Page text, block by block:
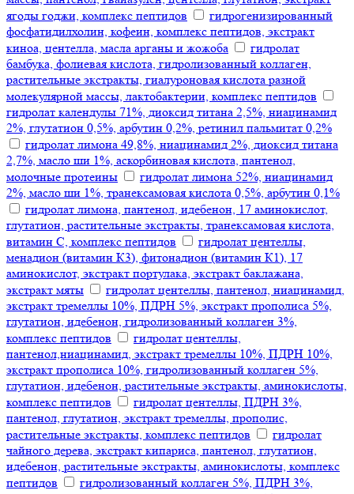
ягоды годжи, комплекс пептидов
гидрогенизированный
фосфатидилхолин, кофеин, комплекс пептидов, экстракт
киноа, центелла, масла арганы и жожоба
гидролат
бамбука, фолиевая кислота, гидролизованный коллаген,
растительные экстракты, гиалуроновая кислота разной
молекулярной массы, лактобактерии, комплекс пептидов
гидролат календулы 71%, диоксид титана 2,5%, ниацинамид
2%, глутатион 0,5%, арбутин 0,2%, ретинил пальмитат 0,2%
гидролат лимона 49,8%, ниацинамид 2%, диоксид титана
2,7%, масло ши 1%, аскорбиновая кислота, пантенол,
молочные протеины
гидролат лимона 52%, ниацинамид
2%, масло ши 1%, транексамовая кислота 0,5%, арбутин 0,1%
гидролат лимона, пантенол, идебенон, 17 аминокислот,
глутатион, растительные экстракты, транексамовая кислота,
витамин С, комплекс пептидов
гидролат центеллы,
менадион (витамин К3), фитонадион (витамин К1), 17
аминокислот, экстракт портулака, экстракт баклажана,
экстракт мяты
гидролат центеллы, пантенол, ниацинамид,
экстракт тремеллы 10%, ПДРН 5%, экстракт прополиса 5%,
глутатион, идебенон, гидролизованный коллаген 3%,
комплекс пептидов
гидролат центеллы,
пантенол,ниацинамид, экстракт тремеллы 10%, ПДРН 10%,
экстракт прополиса 10%, гидролизованный коллаген 5%,
глутатион, идебенон, растительные экстракты, аминокислоты,
комплекс пептидов
гидролат центеллы, ПДРН 3%,
пантенол, глутатион, экстракт тремеллы, прополис,
растительные экстракты, комплекс пептидов
гидролат
чайного дерева, экстракт кипариса, пантенол, глутатион,
идебенон, растительные экстракты, аминокислоты, комплекс
пептидов
гидролизованный коллаген 5%, ПДРН 3%,